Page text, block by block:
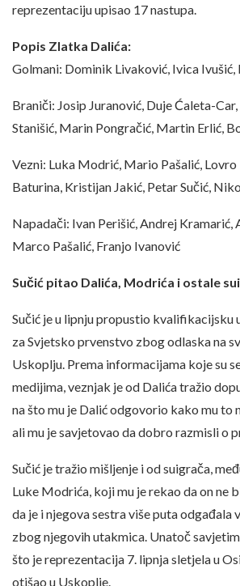
reprezentaciju upisao 17 nastupa.
Popis Zlatka Dalića:
Golmani: Dominik Livaković, Ivica
Braniči: Josip Juranović, Duje Ćaleta-
Stanišić, Marin Pongračić, Martin Erlić,
Vezni: Luka Modrić, Mario Pašalić,
Baturina, Kristijan Jakić, Petar Sučić,
Napadači: Ivan Perišić, Andrej Kramarić,
Marco Pašalić, Franjo Ivanović
Sučić pitao Dalića, Modrića i ostale
Sučić je u lipnju propustio
za Svjetsko prvenstvo zbog odlaska na
Uskoplju. Prema informacijama koje su
medijima, veznjak je od Dalića tražio
na što mu je Dalić odgovorio kako mu to
ali mu je savjetovao da dobro razmisli o
Sučić je tražio mišljenje i od suigrača,
Luke Modrića, koji mu je rekao da on ne
da je i njegova sestra više puta odgađala
zbog njegovih utakmica. Unatoč
što je reprezentacija 7. lipnja sletjela u
otišao u Uskoplje.